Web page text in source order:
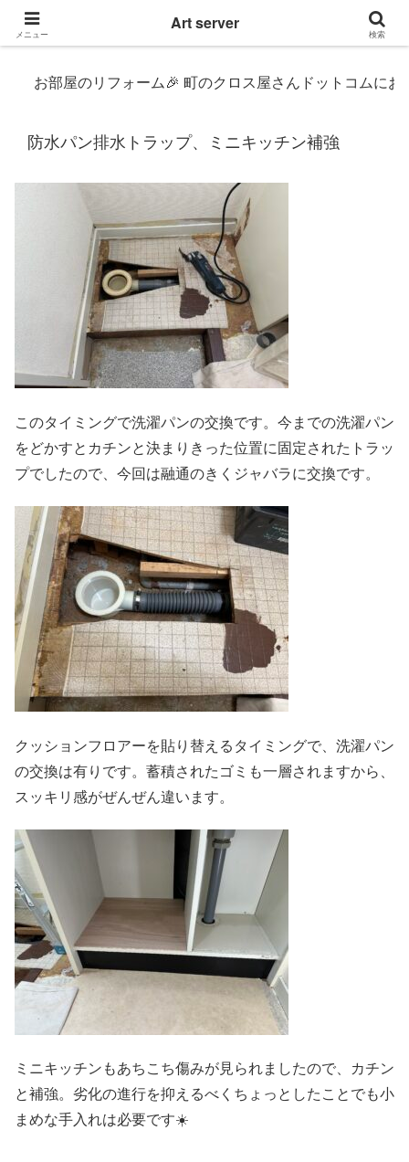
お部屋のリフォーム🎉 町のクロス屋さんドットコムにおま
防水パン排水トラップ、ミニキッチン補強
このタイミングで洗濯パンの交換です。今までの洗濯パン
をどかすとカチンと決まりきった位置に固定されたトラッ
プでしたので、今回は融通のきくジャバラに交換です。
クッションフロアーを貼り替えるタイミングで、洗濯パン
の交換は有りです。蓄積されたゴミも一層されますから、
スッキリ感がぜんぜん違います。
ミニキッチンもあちこち傷みが見られましたので、カチン
と補強。劣化の進行を抑えるべくちょっとしたことでも小
まめな手入れは必要です☀️
メニュー
Art server
検索